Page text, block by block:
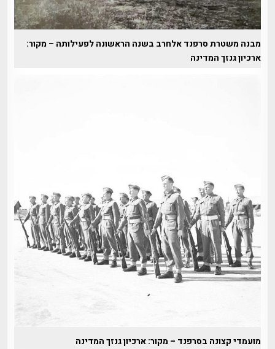
מבנה משטרת סרפנד אלחרב בשנה הראשונה לפעילותה – מקור:
ארכיון גנזך המדינה
מועמדי קצונה בסרפנד – מקור: ארכיון גנזך המדינה